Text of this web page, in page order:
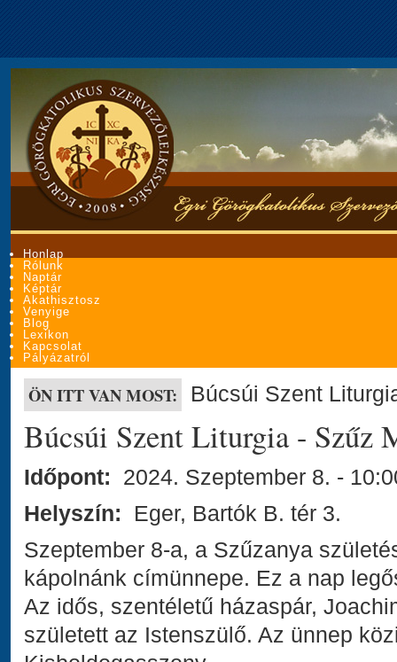
Honlap
Rólunk
Naptár
Képtár
Akathisztosz
Venyige
Blog
Lexikon
Kapcsolat
Pályázatról
ÖN ITT VAN MOST: Búcsúi Szent
Búcsúi Szent Liturgia - Szűz
Időpont:
2024. Szeptember 8. -
Helyszín:
Eger, Bartók B. tér 3.
Szeptember 8-a, a Szűzanya
kápolnánk címünnepe. Ez a nap
Az idős, szentéletű házaspár,
született az Istenszülő. Az ünnep